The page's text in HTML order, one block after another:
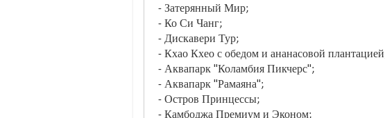
- Затерянный Мир;
- Ко Си Чанг;
- Дискавери Тур;
- Кхао Кхео с обедом и ананасовой
- Аквапарк "Коламбия Пикчерс";
- Аквапарк "Рамаяна";
- Остров Принцессы;
- Камбоджа Премиум и Эконом;